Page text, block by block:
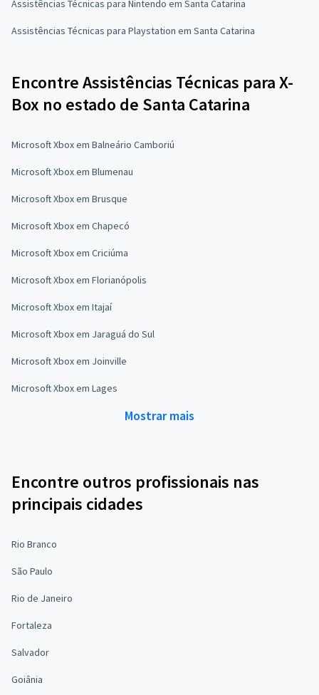
Assistências Técnicas para Nintendo em Santa Catarina
Assistências Técnicas para Playstation em Santa Catarina
Encontre Assistências Técnicas para X-
Box no estado de Santa Catarina
Microsoft Xbox em Balneário Camboriú
Microsoft Xbox em Blumenau
Microsoft Xbox em Brusque
Microsoft Xbox em Chapecó
Microsoft Xbox em Criciúma
Microsoft Xbox em Florianópolis
Microsoft Xbox em Itajaí
Microsoft Xbox em Jaraguá do Sul
Microsoft Xbox em Joinville
Microsoft Xbox em Lages
Mostrar mais
Encontre outros profissionais nas
principais cidades
Rio Branco
São Paulo
Rio de Janeiro
Fortaleza
Salvador
Goiânia